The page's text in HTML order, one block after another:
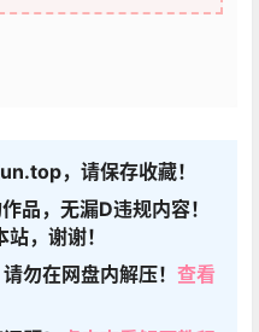
，请保存收藏！
品，无漏D违规内容！
，谢谢！
勿在网盘内解压！ 查看